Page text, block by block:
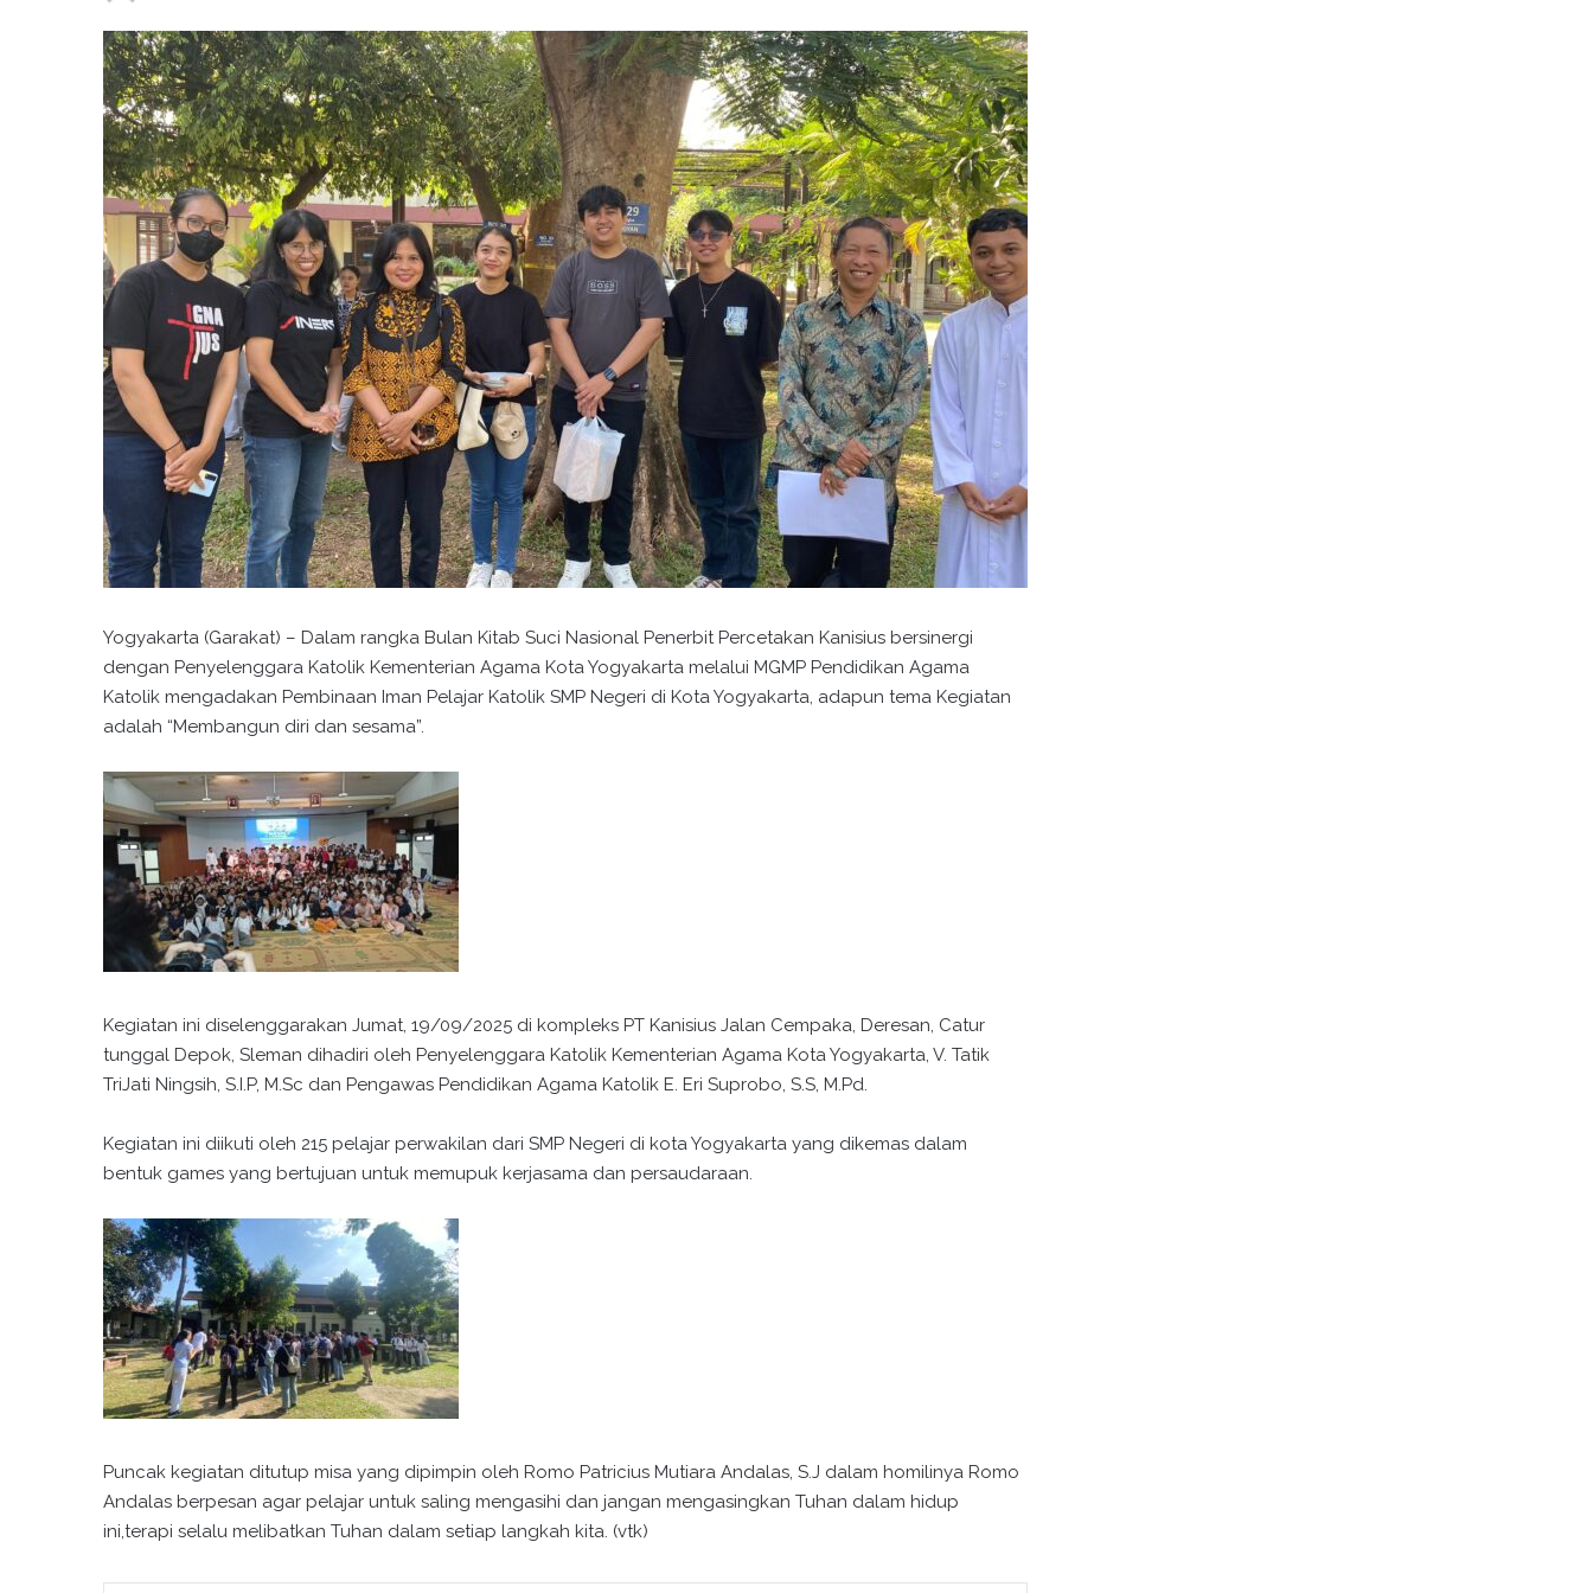
Yogyakarta (Garakat) – Dalam rangka Bulan Kitab Suci Nasional Penerbit Percetakan Kanisius bersinergi
dengan Penyelenggara Katolik Kementerian Agama Kota Yogyakarta melalui MGMP Pendidikan Agama
Katolik mengadakan Pembinaan Iman Pelajar Katolik SMP Negeri di Kota Yogyakarta, adapun tema Kegiatan
adalah “Membangun diri dan sesama”.
Kegiatan ini diselenggarakan Jumat, 19/09/2025 di kompleks PT Kanisius Jalan Cempaka, Deresan, Catur
tunggal Depok, Sleman dihadiri oleh Penyelenggara Katolik Kementerian Agama Kota Yogyakarta, V. Tatik
TriJati Ningsih, S.I.P, M.Sc dan Pengawas Pendidikan Agama Katolik E. Eri Suprobo, S.S, M.Pd.
Kegiatan ini diikuti oleh 215 pelajar perwakilan dari SMP Negeri di kota Yogyakarta yang dikemas dalam
bentuk games yang bertujuan untuk memupuk kerjasama dan persaudaraan.
Puncak kegiatan ditutup misa yang dipimpin oleh Romo Patricius Mutiara Andalas, S.J dalam homilinya Romo
Andalas berpesan agar pelajar untuk saling mengasihi dan jangan mengasingkan Tuhan dalam hidup
ini,terapi selalu melibatkan Tuhan dalam setiap langkah kita. (vtk)